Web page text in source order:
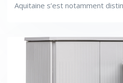
Aquitaine s’est notamment